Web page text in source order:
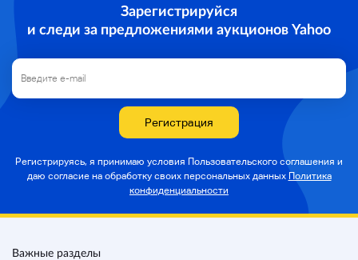
Зарегистрируйся
и следи за предложениями аукционов Yahoo
Регистрация
Регистрируясь, я принимаю условия Пользовательского соглашения и
даю согласие на обработку своих персональных данных Политика
конфиденциальности
Важные разделы